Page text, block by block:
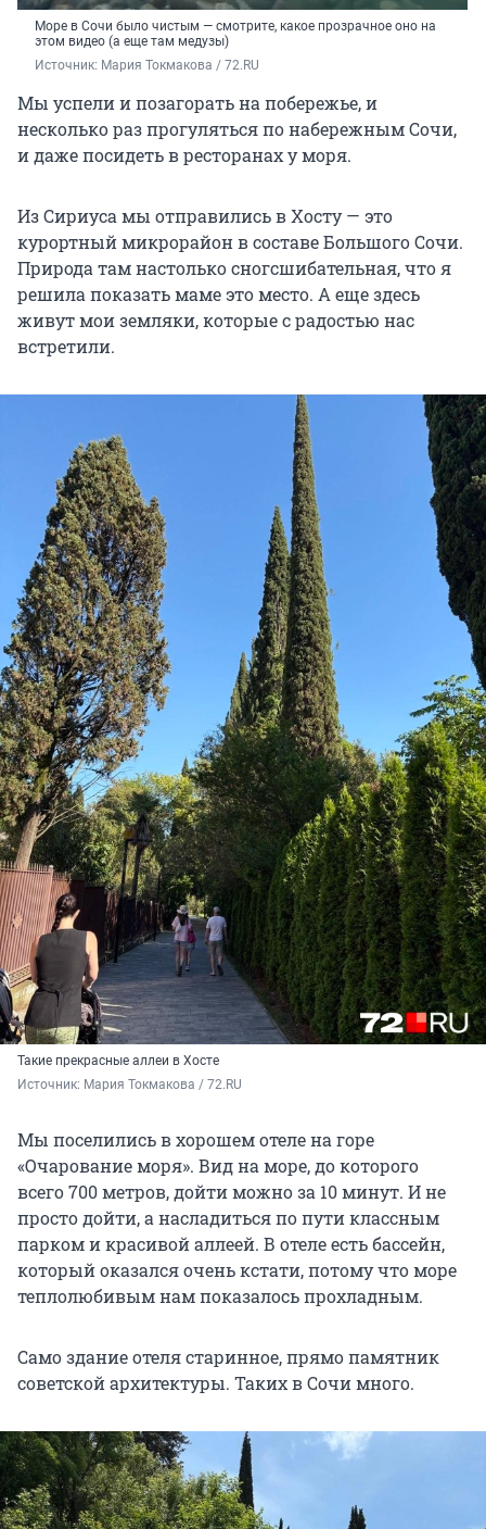
Море в Сочи было чистым — смотрите, какое прозрачное оно на
этом видео (а еще там медузы)
Источник: Мария Токмакова / 72.RU
Мы успели и позагорать на побережье, и
несколько раз прогуляться по набережным Сочи,
и даже посидеть в ресторанах у моря.
Из Сириуса мы отправились в Хосту — это
курортный микрорайон в составе Большого Сочи.
Природа там настолько сногсшибательная, что я
решила показать маме это место. А еще здесь
живут мои земляки, которые с радостью нас
встретили.
Такие прекрасные аллеи в Хосте
Источник: Мария Токмакова / 72.RU
Мы поселились в хорошем отеле на горе
«Очарование моря». Вид на море, до которого
всего 700 метров, дойти можно за 10 минут. И не
просто дойти, а насладиться по пути классным
парком и красивой аллеей. В отеле есть бассейн,
который оказался очень кстати, потому что море
теплолюбивым нам показалось прохладным.
Само здание отеля старинное, прямо памятник
советской архитектуры. Таких в Сочи много.